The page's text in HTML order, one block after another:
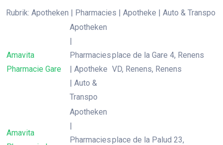
Rubrik: Apotheken | Pharmacies | Apotheke | Auto & Transpo
Amavita
Pharmacie Gare
Apotheken
|
Pharmacies
| Apotheke
| Auto &
Transpo
place de la Gare 4, Renens
VD, Renens, Renens
Amavita
Apotheken
|
Pharmaciesplace de la Palud 23,